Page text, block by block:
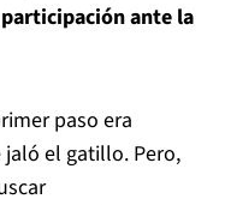
ante la
paso era
el gatillo. Pero,